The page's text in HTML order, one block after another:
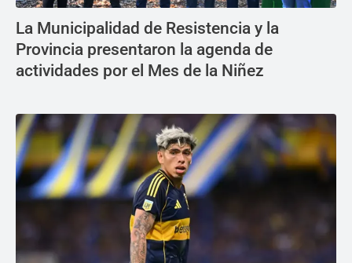
La Municipalidad de Resistencia y la
Provincia presentaron la agenda de
actividades por el Mes de la Niñez